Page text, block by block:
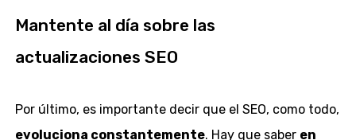
Mantente al día sobre las
actualizaciones SEO
Por último, es importante decir que el SEO, como todo,
evoluciona constantemente. Hay que saber en